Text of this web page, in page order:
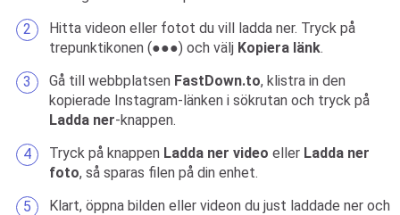
Hitta videon eller fotot du vill ladda ner. Tryck på
trepunktikonen (●●●) och välj Kopiera länk.
Gå till webbplatsen FastDown.to, klistra in den
kopierade Instagram-länken i sökrutan och tryck på
Ladda ner-knappen.
Tryck på knappen Ladda ner video eller Ladda ner
foto, så sparas filen på din enhet.
Klart, öppna bilden eller videon du just laddade ner och